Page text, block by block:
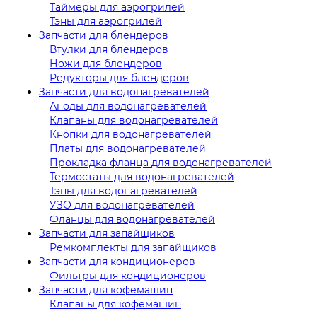
Таймеры для аэрогрилей
Тэны для аэрогрилей
Запчасти для блендеров
Втулки для блендеров
Ножи для блендеров
Редукторы для блендеров
Запчасти для водонагревателей
Аноды для водонагревателей
Клапаны для водонагревателей
Кнопки для водонагревателей
Платы для водонагревателей
Прокладка фланца для водонагревателей
Термостаты для водонагревателей
Тэны для водонагревателей
УЗО для водонагревателей
Фланцы для водонагревателей
Запчасти для запайщиков
Ремкомплекты для запайщиков
Запчасти для кондиционеров
Фильтры для кондиционеров
Запчасти для кофемашин
Клапаны для кофемашин